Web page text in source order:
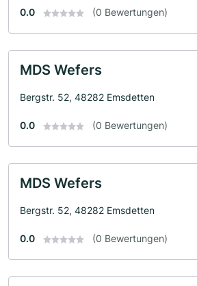
0.0 (0 Bewertungen)
MDS Wefers
Bergstr. 52, 48282 Emsdetten
0.0 (0 Bewertungen)
MDS Wefers
Bergstr. 52, 48282 Emsdetten
0.0 (0 Bewertungen)